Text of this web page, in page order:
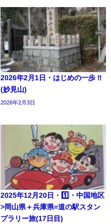
2026年2月1日・はじめの一歩 ‼︎
(妙見山)
2026年2月3日
2025年12月20日・1️⃣・中国地区
>岡山県＋兵庫県=道の駅スタン
プラリー旅(17日目)